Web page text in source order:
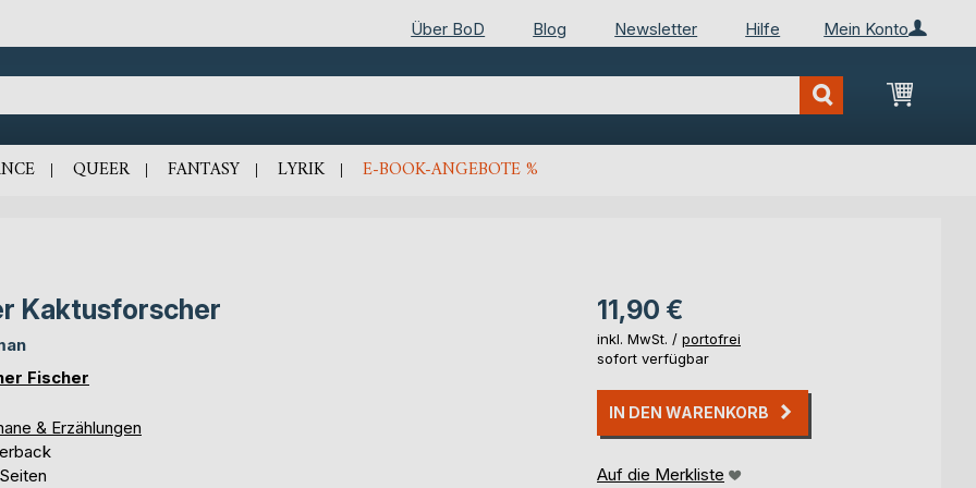
Mein Konto
Über BoD Blog Newsletter Hilfe
Mein
QUEER FANTASY LYRIK E-BOOK-ANGEBOTE %
Kaktusforscher
Fischer
& Erzählungen
11,90 €
inkl. MwSt. / portofrei
sofort verfügbar
IN DEN WARENKORB
Auf die Merkliste